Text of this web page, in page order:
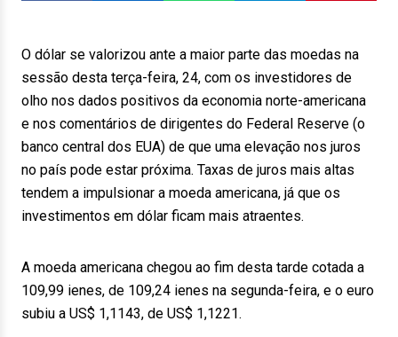
O dólar se valorizou ante a maior parte das moedas na
sessão desta terça-feira, 24, com os investidores de
olho nos dados positivos da economia norte-americana
e nos comentários de dirigentes do Federal Reserve (o
banco central dos EUA) de que uma elevação nos juros
no país pode estar próxima. Taxas de juros mais altas
tendem a impulsionar a moeda americana, já que os
investimentos em dólar ficam mais atraentes.
A moeda americana chegou ao fim desta tarde cotada a
109,99 ienes, de 109,24 ienes na segunda-feira, e o euro
subiu a US$ 1,1143, de US$ 1,1221.